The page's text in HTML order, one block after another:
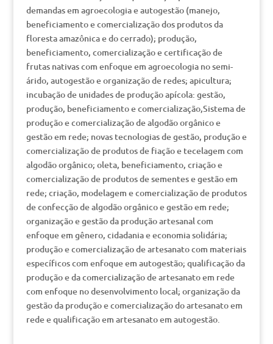
demandas em agroecologia e autogestão (manejo,
beneficiamento e comercialização dos produtos da
floresta amazônica e do cerrado); produção,
beneficiamento, comercialização e certificação de
frutas nativas com enfoque em agroecologia no semi-
árido, autogestão e organização de redes; apicultura;
incubação de unidades de produção apícola: gestão,
produção, beneficiamento e comercialização,Sistema de
produção e comercialização de algodão orgânico e
gestão em rede; novas tecnologias de gestão, produção e
comercialização de produtos de fiação e tecelagem com
algodão orgânico; oleta, beneficiamento, criação e
comercialização de produtos de sementes e gestão em
rede; criação, modelagem e comercialização de produtos
de confecção de algodão orgânico e gestão em rede;
organização e gestão da produção artesanal com
enfoque em gênero, cidadania e economia solidária;
produção e comercialização de artesanato com materiais
específicos com enfoque em autogestão; qualificação da
produção e da comercialização de artesanato em rede
com enfoque no desenvolvimento local; organização da
gestão da produção e comercialização do artesanato em
rede e qualificação em artesanato em autogestão.